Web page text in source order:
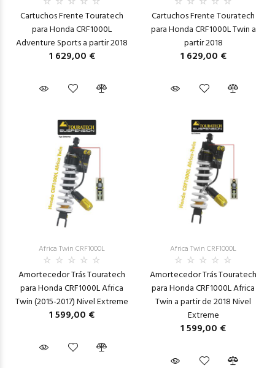
Cartuchos Frente Touratech
para Honda CRF1000L
Adventure Sports a partir 2018
1 629,00 €
Cartuchos Frente Touratech
para Honda CRF1000L Twin a
partir 2018
1 629,00 €
Africa Twin CRF1000L
Amortecedor Trás Touratech
para Honda CRF1000L Africa
Twin (2015-2017) Nivel Extreme
1 599,00 €
Africa Twin CRF1000L
Amortecedor Trás Touratech
para Honda CRF1000L Africa
Twin a partir de 2018 Nivel
Extreme
1 599,00 €